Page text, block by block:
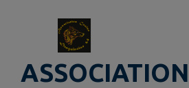
ASSOCIATION